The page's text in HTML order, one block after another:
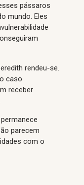
pássaros
mundo. Eles
rendeu-se.
caso
receber
parecem
com o